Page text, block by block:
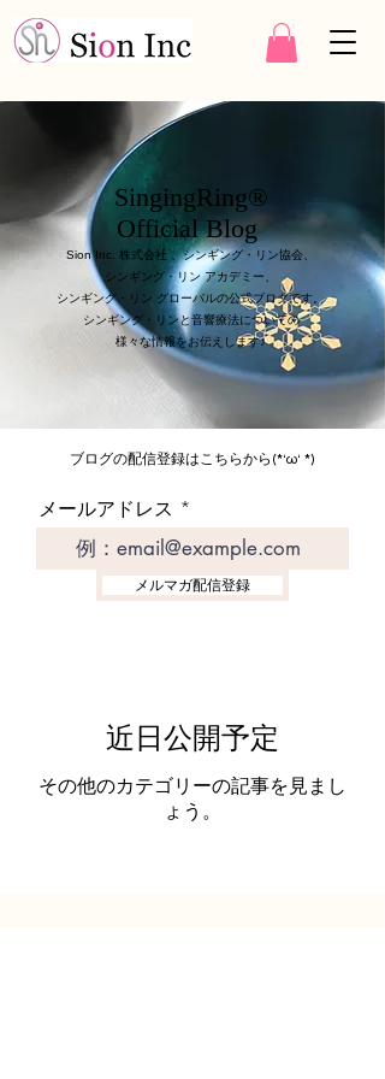
SingingRing®
Official Blog
Sion Inc. 株式会社 、シンギング・リン協会、
シンギング・リン アカデミー、
シンギング・リン グローバルの公式ブログです。
シンギング・リンと音響療法についての
様々な情報をお伝えします♪
ブログの配信登録はこちらから(*‘ω‘ *)
メールアドレス
メルマガ配信登録
近日公開予定
その他のカテゴリーの記事を見まし
ょう。